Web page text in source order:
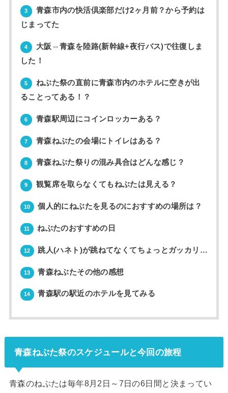
3
青森市内の快活倶楽部だけ2ヶ月前？から予約は
じまってた
4
大阪⇔青森を陸路(新幹線+夜行バス)で往復しま
した！
5
ねぶた祭の直前に青森市内のホテルに空きが出
ることってある！？
6 青森駅周辺にコインロッカーある？
7 青森ねぶたの会場にトイレはある？
8 青森ねぶた祭りの混み具合はどんな感じ？
9 観覧席を取らなくてもねぶたは見える？
10 個人的にねぶたを見るのにおすすめの場所は？
11 ねぶたのおすすめの日
12 跳人(ハネト)が跳ねてなくてちょっとガッカリ…
13 青森ねぶたその他の感想
14 青森駅の駅近のホテルを見てみる
青森ねぶた祭のスケジュールと今回の旅程
青森のねぶたは毎年8月2日～7日の6日間と決まってい